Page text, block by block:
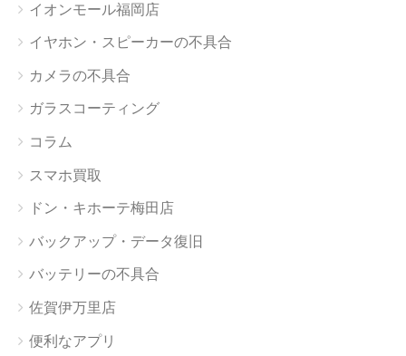
イオンモール福岡店
イヤホン・スピーカーの不具合
カメラの不具合
ガラスコーティング
コラム
スマホ買取
ドン・キホーテ梅田店
バックアップ・データ復旧
バッテリーの不具合
佐賀伊万里店
便利なアプリ